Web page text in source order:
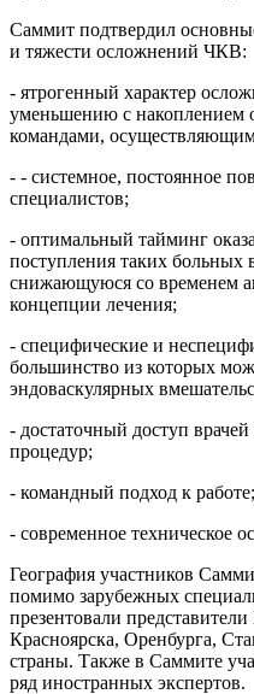
Саммит подтвердил
и тяжести осложнений ЧКВ:
- ятрогенный характер
уменьшению с
командами,
- - системное, постоянное
специалистов;
- оптимальный тайминг
поступления таких больных
снижающуюся со временем
концепции лечения;
- специфические и
большинство из которых
эндоваскулярных
- достаточный доступ
процедур;
- командный подход к работе;
- современное техническое
География участников
помимо зарубежных
презентовали
Красноярска, Оренбурга,
страны. Также в Саммите
ряд иностранных экспертов.